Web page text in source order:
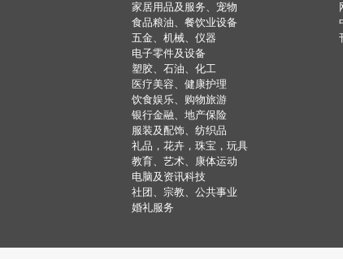
家居用品及服务、宠物
食品粮油、餐饮业设备
五金、机械、仪器
电子零件及设备
塑胶、石油、化工
医疗美容、健康护理
饮食娱乐、购物旅游
银行金融、地产保险
服装及配饰、纺织品
礼品，花卉，珠宝，玩具
教育、艺术、康体运动
电脑及资讯科技
社团、宗教、公共事业
婚礼服务